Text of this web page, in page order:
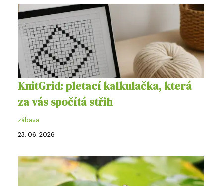
KnitGrid: pletací kalkulačka, která
za vás spočítá střih
zábava
23. 06. 2026